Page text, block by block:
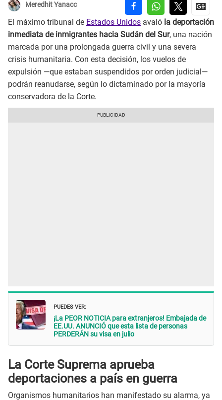
Meredhit Yanacc
El máximo tribunal de Estados Unidos avaló la deportación
inmediata de inmigrantes hacia Sudán del Sur, una nación
marcada por una prolongada guerra civil y una severa
crisis humanitaria. Con esta decisión, los vuelos de
expulsión —que estaban suspendidos por orden judicial—
podrán reanudarse, según lo dictaminado por la mayoría
conservadora de la Corte.
PUEDES VER:
¡La PEOR NOTICIA para extranjeros! Embajada de
EE.UU. ANUNCIÓ que esta lista de personas
PERDERÁN su visa en julio
La Corte Suprema aprueba
deportaciones a país en guerra
Organismos humanitarios han manifestado su alarma, ya